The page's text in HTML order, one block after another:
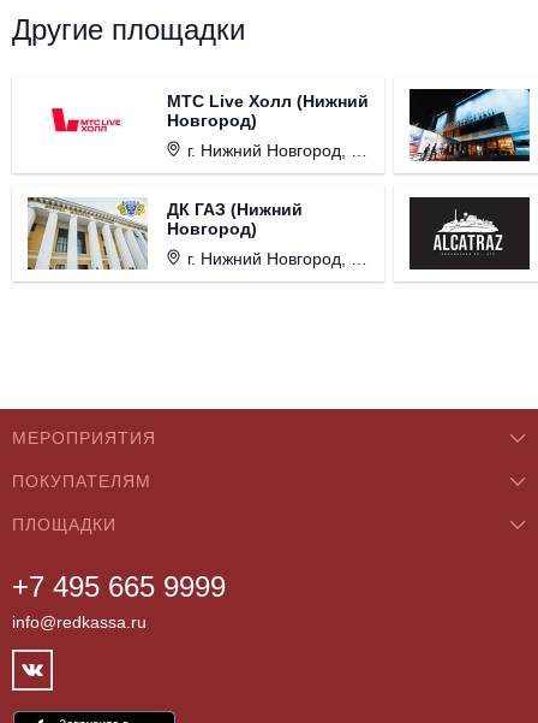
Другие площадки
МТС Live Холл (Нижний
Новгород)
г. Нижний Новгород, Площадь Октябрьская, д. 1.
ДК ГАЗ (Нижний
Новгород)
г. Нижний Новгород, ул. Смирнова, д. 12.
+7 495 665 9999
info@redkassa.ru
МЕРОПРИЯТИЯ
Концерты
Классика
Театры
Фестивали
Спорт
ПОКУПАТЕЛЯМ
О нас
Как купить
Возврат билетов
Контакты
ПЛОЩАДКИ
Бар/Ресторан/Кафе
Клуб
Концертный зал
Театр